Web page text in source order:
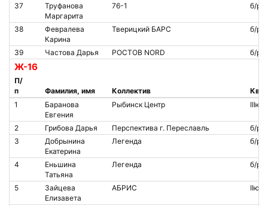
37
Труфанова
Маргарита
76-1 б/р
38
Февралева
Карина
Тверицкий БАРС б/р
39 Частова Дарья РОСТОВ NORD б/р
Ж-16
П/
п
Фамилия, имя Коллектив
1
Баранова
Евгения
Рыбинск Центр IIIю
2 Грибова Дарья Перспектива г. Переславль
б/р
3
Добрынина
Екатерина
Легенда б/р
4
Еньшина
Татьяна
Легенда б/р
5
Зайцева
Елизавета
АБРИС IIю